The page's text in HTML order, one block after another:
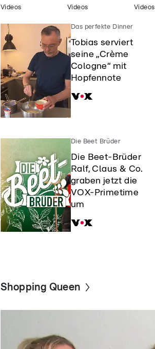
Videos Videos Videos
Das perfekte Dinner
Tobias serviert
seine „Crème
Cologne“ mit
Hopfennote
Die Beet Brüder
Die Beet-Brüder
Ralf, Claus & Co.
graben jetzt die
VOX-Primetime
um
Shopping Queen